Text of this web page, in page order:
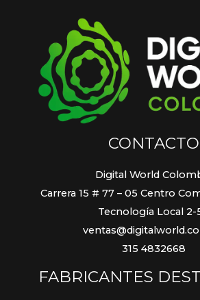
CONTACTO
Digital World
Carrera 15 # 77 – 05 Centro
Tecnología Local 2-
315 4832668
FABRICANTES